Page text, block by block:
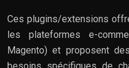
Ces plugins/extensions
les plateformes e-
Magento) et proposent